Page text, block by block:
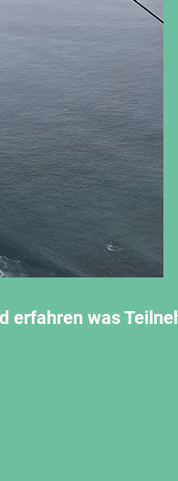
erfahren was